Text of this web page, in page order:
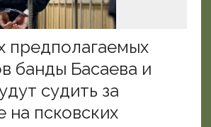
предполагаемых
банды Басаева и
судить за
на псковских